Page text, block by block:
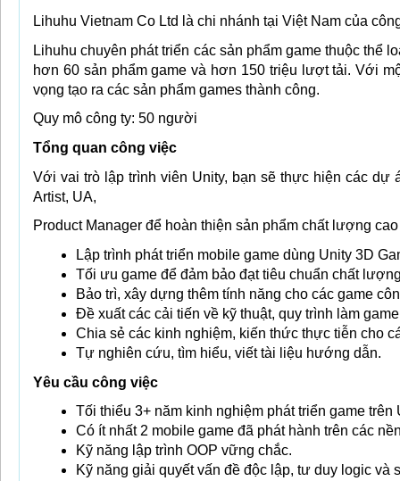
Lihuhu Vietnam Co Ltd là chi nhánh tại Việt Nam của
Lihuhu chuyên phát triển các sản phẩm game thuộc thể
hơn 60 sản phẩm game và hơn 150 triệu lượt tải. Với
vọng tạo ra các sản phẩm games thành công.
Quy mô công ty: 50 người
Tổng quan công việc
Với vai trò lập trình viên Unity, bạn sẽ thực hiện các dự
Artist, UA,
Product Manager để hoàn thiện sản phẩm chất lượng
Lập trình phát triển mobile game dùng Unity 3D
Tối ưu game để đảm bảo đạt tiêu chuẩn chất
Bảo trì, xây dựng thêm tính năng cho các game
Đề xuất các cải tiến về kỹ thuật, quy trình làm
Chia sẻ các kinh nghiệm, kiến thức thực tiễn cho
Tự nghiên cứu, tìm hiểu, viết tài liệu hướng dẫn.
Yêu cầu công việc
Tối thiểu 3+ năm kinh nghiệm phát triển game trên
Có ít nhất 2 mobile game đã phát hành trên các
Kỹ năng lập trình OOP vững chắc.
Kỹ năng giải quyết vấn đề độc lập, tư duy logic và